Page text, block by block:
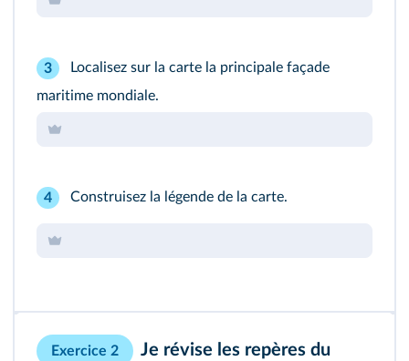
3
Localisez sur la carte la principale façade
maritime mondiale.
4 Construisez la légende de la carte.
Exercice 2
Je révise les repères du